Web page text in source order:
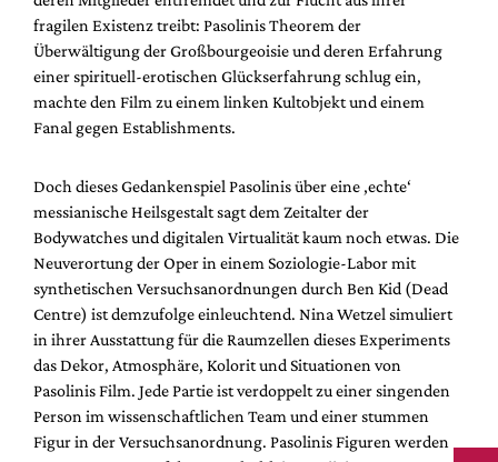
fragilen Existenz treibt: Pasolinis Theorem der
Überwältigung der Großbourgeoisie und deren Erfahrung
einer spirituell-erotischen Glückserfahrung schlug ein,
machte den Film zu einem linken Kultobjekt und einem
Fanal gegen Establishments.
Doch dieses Gedankenspiel Pasolinis über eine ‚echte‘
messianische Heilsgestalt sagt dem Zeitalter der
Bodywatches und digitalen Virtualität kaum noch etwas. Die
Neuverortung der Oper in einem Soziologie-Labor mit
synthetischen Versuchsanordnungen durch Ben Kid (Dead
Centre) ist demzufolge einleuchtend. Nina Wetzel simuliert
in ihrer Ausstattung für die Raumzellen dieses Experiments
das Dekor, Atmosphäre, Kolorit und Situationen von
Pasolinis Film. Jede Partie ist verdoppelt zu einer singenden
Person im wissenschaftlichen Team und einer stummen
Figur in der Versuchsanordnung. Pasolinis Figuren werden